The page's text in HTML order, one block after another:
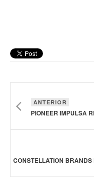
ANTERIOR